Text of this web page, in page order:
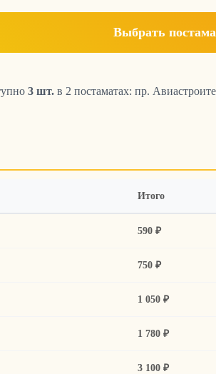
Выбрать
3 шт. в 2 постаматах: пр.
Итого
590 ₽
750 ₽
1 050 ₽
1 780 ₽
3 100 ₽